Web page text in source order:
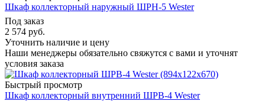
Шкаф коллекторный наружный ШРН-5 Wester
Под заказ
2 574 руб.
Уточнить наличие и цену
Наши менеджеры обязательно свяжутся с вами и уточнят
условия заказа
Быстрый просмотр
Шкаф коллекторный внутренний ШРВ-4 Wester